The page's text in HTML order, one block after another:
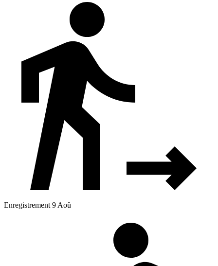
Enregistrement 9 Aoû